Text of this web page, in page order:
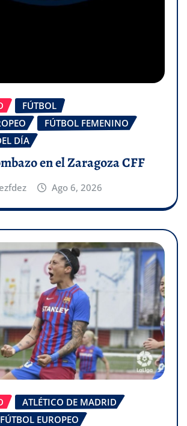
FÚTBOL
FÚTBOL FEMENINO
DÍA
en el Zaragoza CFF
Ago 6, 2026
ATLÉTICO DE MADRID
FÚTBOL EUROPEO